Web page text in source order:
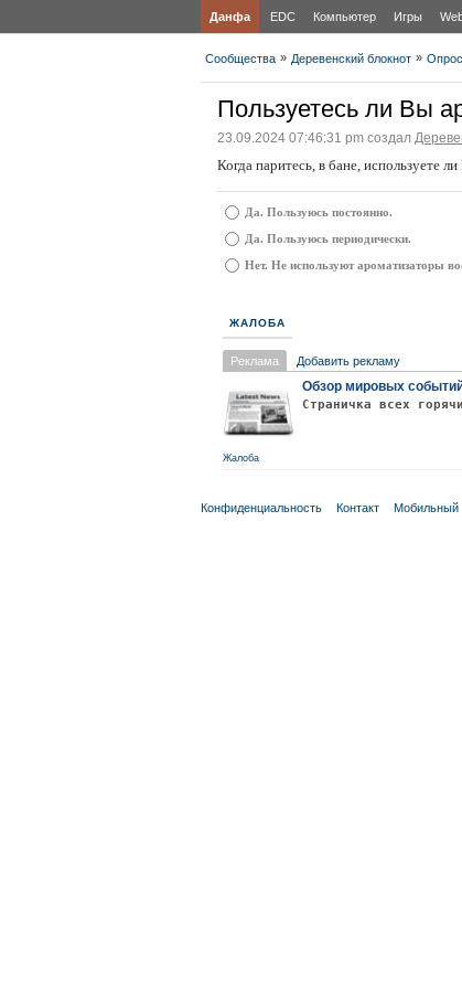
Данфа EDC Компьютер Игры
Сообщества » Деревенский блокнот »
Пользуетесь ли Вы
23.09.2024 07:46:31 pm создал
Когда паритесь, в бане, используете
Да. Пользуюсь постоянно.
Да. Пользуюсь периодически.
Нет. Не используют ароматизаторы
ЖАЛОБА
Реклама Добавить рекламу
Обзор мировых
Страничка всех
Жалоба
Конфиденциальность Контакт Мобильный